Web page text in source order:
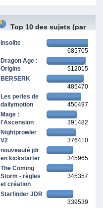
Top 10 des sujets (par
Insolite
685705
Dragon Age :
Origins
512015
BERSERK
485470
Les perles de
dailymotion
450497
Mage :
l'Ascension
391482
Nightprowler
V2
376410
nouveauté jdr
en kickstarter
345965
The Coming
Storm - règles
et création
345357
Starfinder JDR
339539